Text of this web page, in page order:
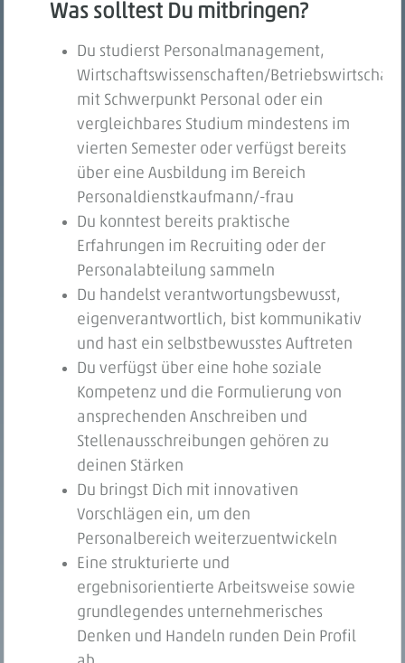
Was solltest Du mitbringen?
Du studierst Personalmanagement,
Wirtschaftswissenschaften/
mit Schwerpunkt Personal oder ein
vergleichbares Studium mindestens im
vierten Semester oder verfügst bereits
über eine Ausbildung im Bereich
Personaldienstkaufmann/-frau
Du konntest bereits praktische
Erfahrungen im Recruiting oder der
Personalabteilung sammeln
Du handelst verantwortungsbewusst,
eigenverantwortlich, bist kommunikativ
und hast ein selbstbewusstes Auftreten
Du verfügst über eine hohe soziale
Kompetenz und die Formulierung von
ansprechenden Anschreiben und
Stellenausschreibungen gehören zu
deinen Stärken
Du bringst Dich mit innovativen
Vorschlägen ein, um den
Personalbereich weiterzuentwickeln
Eine strukturierte und
ergebnisorientierte Arbeitsweise sowie
grundlegendes unternehmerisches
Denken und Handeln runden Dein Profil